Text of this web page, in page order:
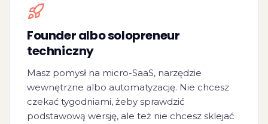
Founder albo solopreneur
techniczny
Masz pomysł na micro-SaaS, narzędzie
wewnętrzne albo automatyzację. Nie chcesz
czekać tygodniami, żeby sprawdzić
podstawową wersję, ale też nie chcesz sklejać